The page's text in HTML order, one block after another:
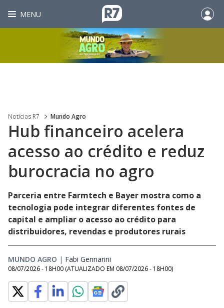
MENU
Noticias R7 Mundo Agro
Hub financeiro acelera
acesso ao crédito e reduz
burocracia no agro
Parceria entre Farmtech e Bayer mostra como a
tecnologia pode integrar diferentes fontes de
capital e ampliar o acesso ao crédito para
distribuidores, revendas e produtores rurais
MUNDO AGRO | Fabi Gennarini
08/07/2026 - 18H00 (ATUALIZADO EM 08/07/2026 - 18H00)